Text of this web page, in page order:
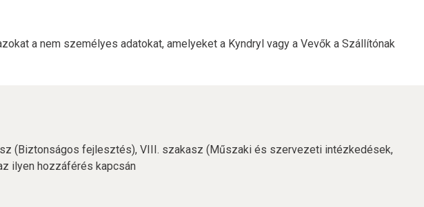
a nem személyes adatokat, amelyeket a Kyndryl vagy a Vevők a Szállítónak
(Biztonságos fejlesztés), VIII. szakasz (Műszaki és szervezeti intézkedések,
ilyen hozzáférés kapcsán